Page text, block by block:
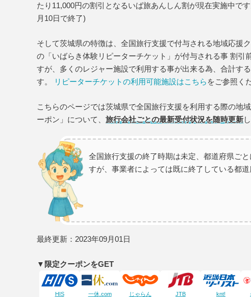
たり11,000円の割引となるいば旅あんしん割が現在実施中
月10日で終了)
そして茨城県の特徴は、全国旅行支援で付与される地域応援
の「いばらき体験リピーターチケット」が付与される事 割引
すが、多くのレジャー施設で利用する事が出来る為、合計す
す。
リピーターチケットの利用可能施設はこちら をご参照く
こちらのページでは茨城県で全国旅行支援を利用する際の地
ーポン」について、 旅行会社ごとの最新受付状況を随時更新
全国旅行支援の終了時期は未定、都道府県ご
すが、事業者によっては既に終了している都
最終更新：2023年09月01日
▼限定クーポンをGET
HIS 一休.com じゃらん JTB knt!